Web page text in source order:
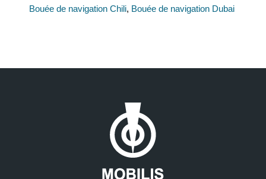
Bouée de navigation Chili, Bouée de navigation Dubai